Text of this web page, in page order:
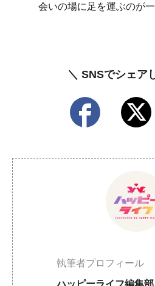
会いの場に足を運ぶのが一
＼ SNSでシェア
執筆者プロフィール
ハッピーライフ編集部